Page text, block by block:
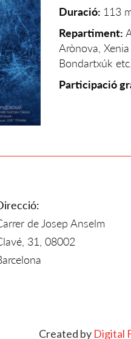
Duració: 113
Repartiment:
Arònova,
Bondartxúk etc.
Participació
de Josep Anselm
31, 08002
Created by Digital